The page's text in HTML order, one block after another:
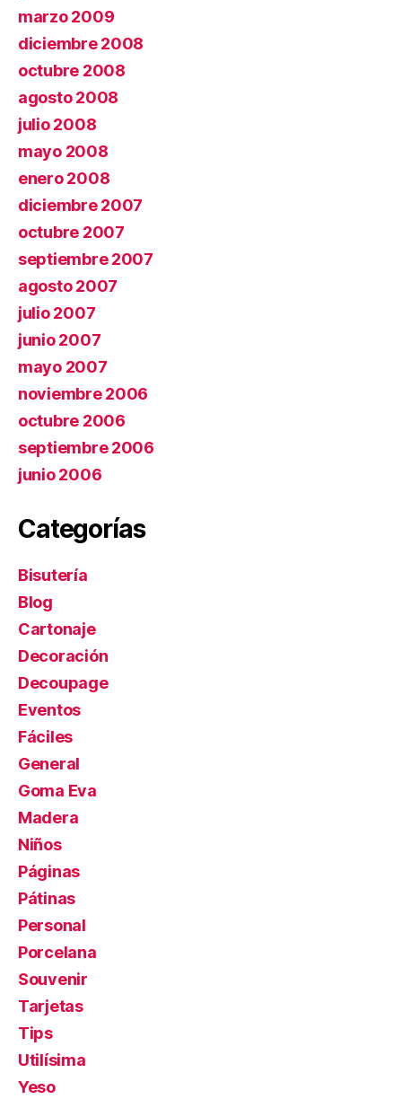
marzo 2009
diciembre 2008
octubre 2008
agosto 2008
julio 2008
mayo 2008
enero 2008
diciembre 2007
octubre 2007
septiembre 2007
agosto 2007
julio 2007
junio 2007
mayo 2007
noviembre 2006
octubre 2006
septiembre 2006
junio 2006
Categorías
Bisutería
Blog
Cartonaje
Decoración
Decoupage
Eventos
Fáciles
General
Goma Eva
Madera
Niños
Páginas
Pátinas
Personal
Porcelana
Souvenir
Tarjetas
Tips
Utilísima
Yeso